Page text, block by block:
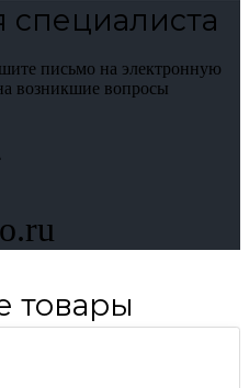
специалиста
письмо на электронную
возникшие вопросы
товары